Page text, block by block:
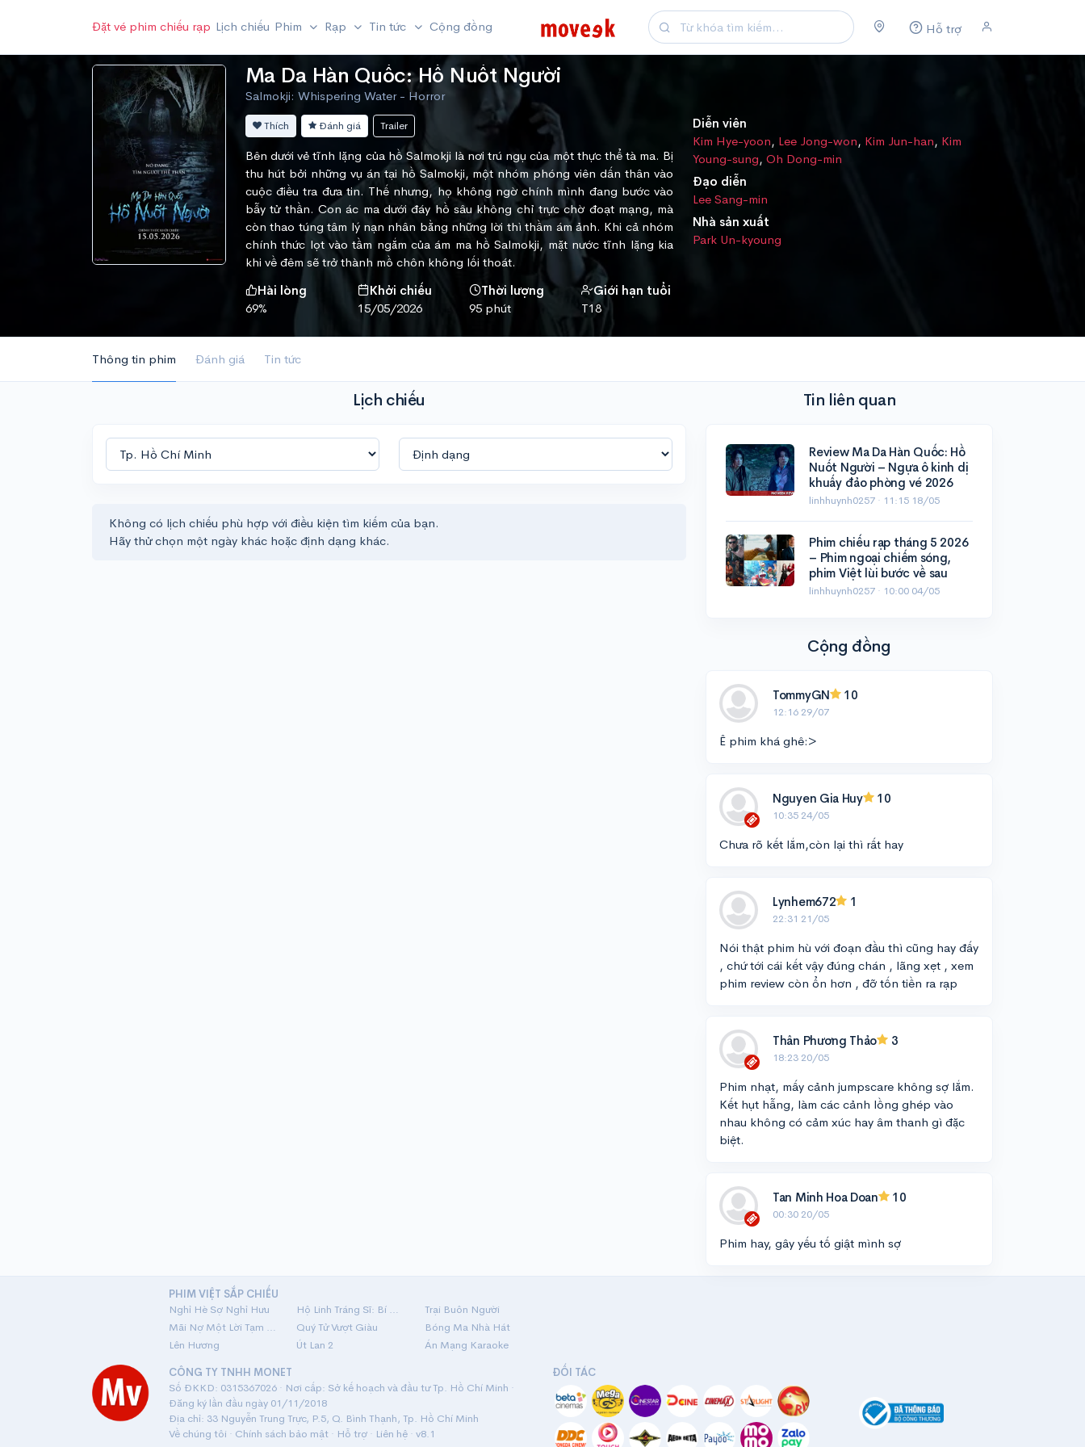
Hỗ trợ
Đặt vé phim chiếu rạp Lịch chiếu Phim Rạp Tin tức Cộng đồng
Ma Da Hàn Quốc: Hồ Nuốt Người
Salmokji: Whispering Water - Horror
Thích Đánh giá Trailer
Bên dưới vẻ tĩnh lặng của hồ Salmokji là nơi trú ngụ của một thực thể tà ma. Bị
thu hút bởi những vụ án tại hồ Salmokji, một nhóm phóng viên dấn thân vào
cuộc điều tra đưa tin. Thế nhưng, họ không ngờ chính mình đang bước vào
bẫy tử thần. Con ác ma dưới đáy hồ sâu không chỉ trực chờ đoạt mạng, mà
còn thao túng tâm lý nạn nhân bằng những lời thì thầm ám ảnh. Khi cả nhóm
chính thức lọt vào tầm ngắm của ám ma hồ Salmokji, mặt nước tĩnh lặng kia
khi về đêm sẽ trở thành mồ chôn không lối thoát.
Hài lòng
69%
Khởi chiếu
15/05/2026
Thời lượng
95 phút
Giới hạn tuổi
T18
Diễn viên
Kim Hye-yoon, Lee Jong-won, Kim Jun-han, Kim
Young-sung,Oh Dong-min
Đạo diễn
Lee Sang-min
Nhà sản xuất
Park Un-kyoung
Thông tin phim Đánh giá Tin tức
Lịch chiếu
Không có lịch chiếu phù hợp với điều kiện tìm kiếm của bạn.
Hãy thử chọn một ngày khác hoặc định dạng khác.
Tin liên quan
Review Ma Da Hàn Quốc: Hồ
Nuốt Người – Ngựa ô kinh dị
khuấy đảo phòng vé 2026
linhhuynh0257 · 11:15 18/05
Phim chiếu rạp tháng 5 2026
– Phim ngoại chiếm sóng,
phim Việt lùi bước về sau
linhhuynh0257 · 10:00 04/05
Cộng đồng
TommyGN 10
12:16 29/07
Ê phim khá ghê:>
Nguyen Gia Huy 10
10:35 24/05
Chưa rõ kết lắm,còn lại thì rất hay
Lynhem672 1
22:31 21/05
Nói thật phim hù với đoạn đầu thì cũng hay đấy
, chứ tới cái kết vậy đúng chán , lãng xẹt , xem
phim review còn ổn hơn , đỡ tốn tiền ra rạp
Thân Phương Thảo 3
18:23 20/05
Phim nhạt, mấy cảnh jumpscare không sợ lắm.
Kết hụt hẫng, làm các cảnh lồng ghép vào
nhau không có cảm xúc hay âm thanh gì đặc
biệt.
Tan Minh Hoa Doan 10
00:30 20/05
Phim hay, gây yếu tố giật mình sợ
PHIM VIỆT SẮP CHIẾU
Nghỉ Hè Sợ Nghỉ Hưu
Hộ Linh Tráng Sĩ: Bí Ẩn Mộ Vua Đinh
Trại Buôn Người
Mãi Nợ Một Lời Tạm Biệt
Quý Tử Vượt Giàu
Bóng Ma Nhà Hát
Lên Hương
Út Lan 2
Án Mạng Karaoke
CÔNG TY TNHH MONET
Số ĐKKD: 0315367026 · Nơi cấp: Sở kế hoạch và đầu tư Tp. Hồ Chí Minh ·
Đăng ký lần đầu ngày 01/11/2018
Địa chỉ: 33 Nguyễn Trung Trực, P.5, Q. Bình Thạnh, Tp. Hồ Chí Minh
Về chúng tôi · Chính sách bảo mật· Hỗ trợ· Liên hệ· v8.1
ĐỐI TÁC